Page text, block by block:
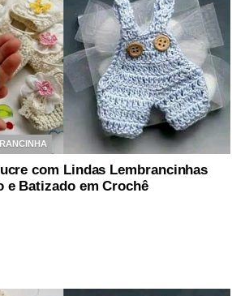
com Lindas Lembrancinhas
e Batizado em Crochê